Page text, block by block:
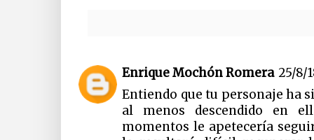
Enrique Mochón Romera 25/8/
Entiendo que tu personaje ha
al menos descendido en
momentos le apetecería